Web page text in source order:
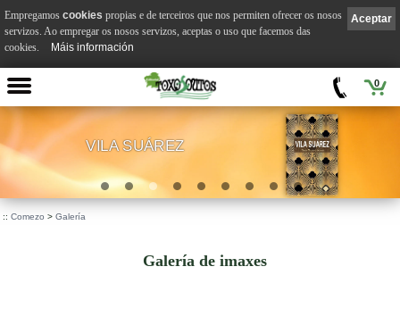
0
VILA SUÁREZ
:: Comezo > Galería
Galería de imaxes
Aceptar
Empregamos cookies propias e de terceiros que nos permiten ofrecer os nosos
servizos. Ao empregar os nosos servizos, aceptas o uso que facemos das
cookies.
Máis información